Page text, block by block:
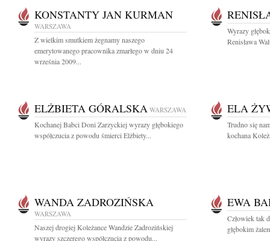
KONSTANTY JAN KURMAN
WARSZAWA
Z wielkim smutkiem żegnamy naszego
emerytowanego pracownika zmarłego w dniu 24
września 2009...
Wyrazy
Renisława
ELŻBIETA GÓRALSKA WARSZAWA
Kochanej Babci Doni Zarzyckiej wyrazy głębokiego
współczucia z powodu śmierci Elżbiety...
ELA
Trudno się
kochana
WANDA ZADROZIŃSKA
WARSZAWA
Naszej drogiej Koleżance Wandzie Zadrozińskiej
wyrazy szczerego współczucia z powodu...
EWA
Człowiek tak
głębokim